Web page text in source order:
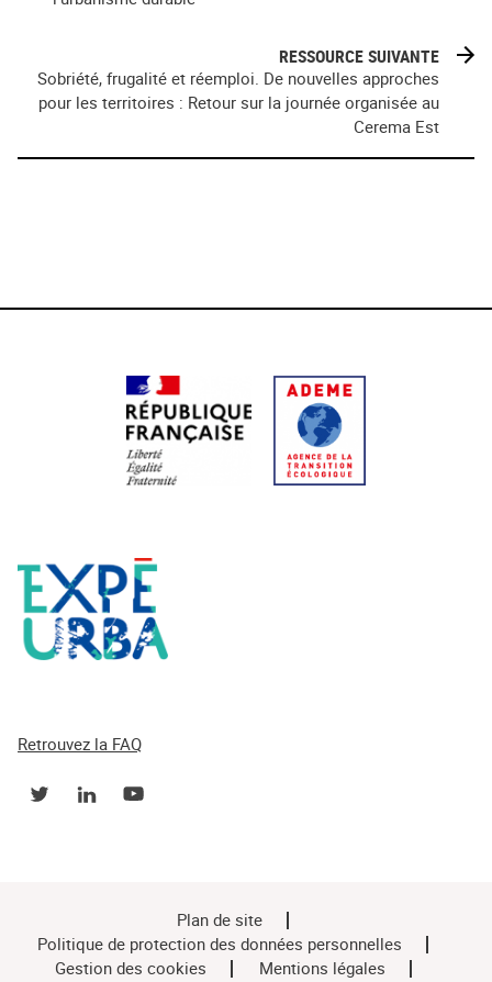
RESSOURCE SUIVANTE
Sobriété, frugalité et réemploi. De nouvelles approches
pour les territoires : Retour sur la journée organisée au
Cerema Est
Retrouvez la FAQ
Plan de site
Politique de protection des données personnelles
Gestion des cookies
Mentions légales